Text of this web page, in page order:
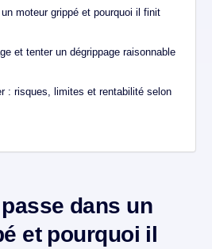
moteur grippé et pourquoi il finit
et tenter un dégrippage raisonnable
: risques, limites et rentabilité selon
dans un
et pourquoi il